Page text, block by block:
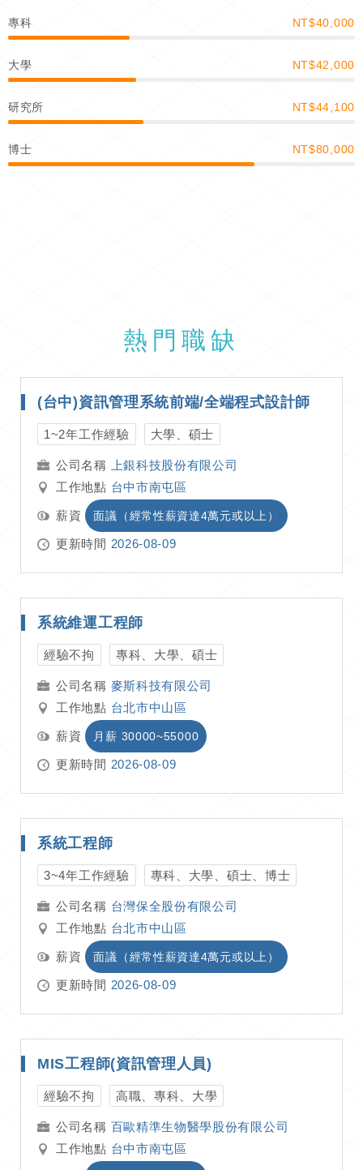
專科 NT$40,000
大學 NT$42,000
研究所 NT$44,100
博士 NT$80,000
熱門職缺
(台中)資訊管理系統前端/全端程式設計師
1~2年工作經驗 大學、碩士
上銀科技股份有限公司
工作地點 台中市南屯區
薪資 面議（經常性薪資達4萬元或以上）
更新時間 2026-08-09
系統維運工程師
經驗不拘 專科、大學、碩士
麥斯科技有限公司
工作地點 台北市中山區
薪資 月薪 30000~55000
更新時間 2026-08-09
系統工程師
3~4年工作經驗 專科、大學、碩士、博士
台灣保全股份有限公司
工作地點 台北市中山區
薪資 面議（經常性薪資達4萬元或以上）
更新時間 2026-08-09
MIS工程師(資訊管理人員)
經驗不拘 高職、專科、大學
百歐精準生物醫學股份有限公司
工作地點 台中市南屯區